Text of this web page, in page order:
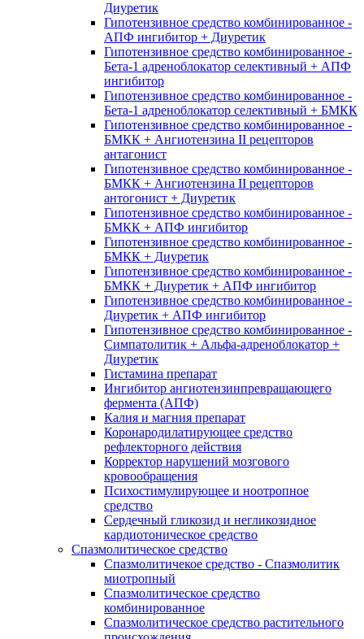
Диуретик
Гипотензивное средство комбинированное -
АПФ ингибитор + Диуретик
Гипотензивное средство комбинированное -
Бета-1 адреноблокатор селективный + АПФ
ингибитор
Гипотензивное средство комбинированное -
Бета-1 адреноблокатор селективный + БМКК
Гипотензивное средство комбинированное -
БМКК + Ангиотензина II рецепторов
антагонист
Гипотензивное средство комбинированное -
БМКК + Ангиотензина II рецепторов
антогонист + Диуретик
Гипотензивное средство комбинированное -
БМКК + АПФ ингибитор
Гипотензивное средство комбинированное -
БМКК + Диуретик
Гипотензивное средство комбинированное -
БМКК + Диуретик + АПФ ингибитор
Гипотензивное средство комбинированное -
Диуретик + АПФ ингибитор
Гипотензивное средство комбинированное -
Симпатолитик + Альфа-адреноблокатор +
Диуретик
Гистамина препарат
Ингибитор ангиотензинпревращающего
фермента (АПФ)
Калия и магния препарат
Коронародилатирующее средство
рефлекторного действия
Корректор нарушений мозгового
кровообращения
Психостимулирующее и ноотропное
средство
Сердечный гликозид и негликозидное
кардиотоническое средство
Спазмолитическое средство
Спазмолитичекое средство - Спазмолитик
миотропный
Спазмолитическое средство
комбинированное
Спазмолитическое средство растительного